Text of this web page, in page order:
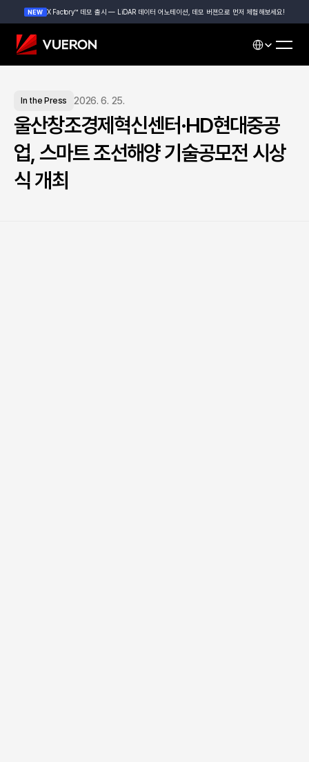
NEW X Factory™ 데모 출시 — LiDAR 데이터 어노테이션, 데모 버젼으로 먼저 체험해보세요!
Select
In the Press 2026. 6. 25.
울산창조경제혁신센터·HD현대중공
업, 스마트 조선해양 기술공모전 시상
식 개최